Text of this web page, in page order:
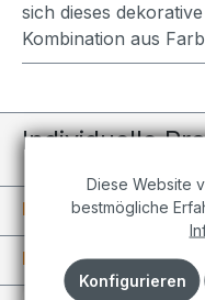
sich dieses
Kombination aus
Individuelle
Informationen
Kundenkonto
Diese Website
bestmögliche
Konfigurieren